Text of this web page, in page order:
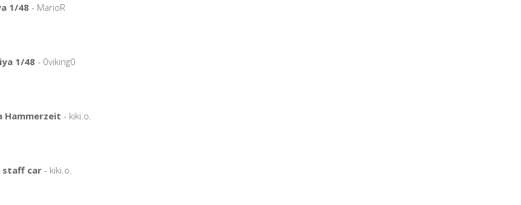
1/48 - MarioR
1/48 - 0viking0
Hammerzeit - kiki.o.
staff car - kiki.o.